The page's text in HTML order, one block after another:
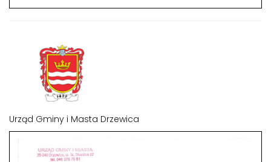
Urząd Gminy i Masta Drzewica